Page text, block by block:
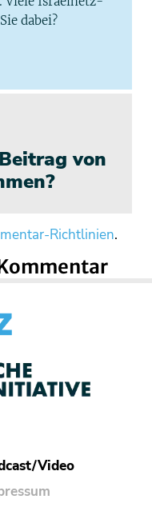
dabei?
von
Richtlinien.
Video